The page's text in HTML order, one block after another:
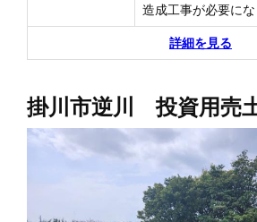
造成工事が必要にな
詳細を見る
掛川市逆川 投資用売